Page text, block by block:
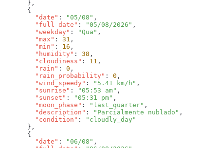
        "date"
: "05/08"
        "full_date"
: "05/08/2026"
        "weekday"
: "Qua"
        "max"
: 31
        "min"
: 16
        "humidity"
: 38
        "cloudiness"
: 11
        "rain"
: 0
        "rain_probability"
: 0
        "wind_speedy"
: "5.41 km/h"
        "sunrise"
: "05:53 am"
        "sunset"
: "05:31 pm"
        "moon_phase"
: "last_quarter"
        "description"
: "Parcialmente nublado"
        "condition"
:
        "date"
: "06/08"